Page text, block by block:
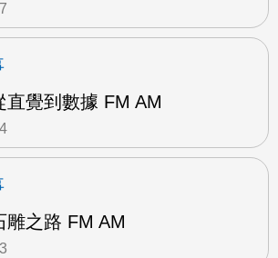
直覺到數據 FM AM
雕之路 FM AM